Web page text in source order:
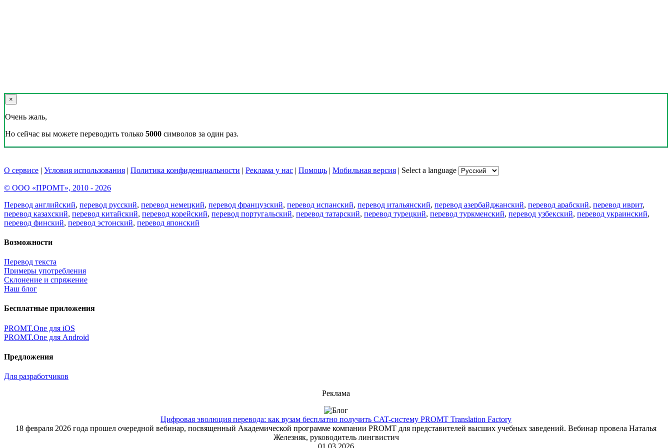
×
Очень жаль,
Но сейчас вы можете переводить только 5000 символов за один раз.
О сервисе | Условия использования | Политика конфиденциальности | Реклама у нас | Помощь | Мобильная версия | Select a language
© ООО «ПРОМТ», 2010 - 2026
Перевод английский, перевод русский, перевод немецкий, перевод французский, перевод испанский, перевод итальянский, перевод азербайджанский, перевод арабский, перевод иврит,
перевод казахский, перевод китайский, перевод корейский, перевод португальский, перевод татарский, перевод турецкий, перевод туркменский, перевод узбекский, перевод украинский,
перевод финский, перевод эстонский, перевод японский
Возможности
Перевод текста
Примеры употребления
Склонение и спряжение
Наш блог
Бесплатные приложения
PROMT.One для iOS
PROMT.One для Android
Предложения
Для разработчиков
Реклама
Цифровая эволюция перевода: как вузам бесплатно получить CAT-систему PROMT Translation Factory
18 февраля 2026 года прошел очередной вебинар, посвященный Академической программе компании PROMT для представителей высших учебных заведений. Вебинар провела Наталья
Железняк, руководитель лингвистич